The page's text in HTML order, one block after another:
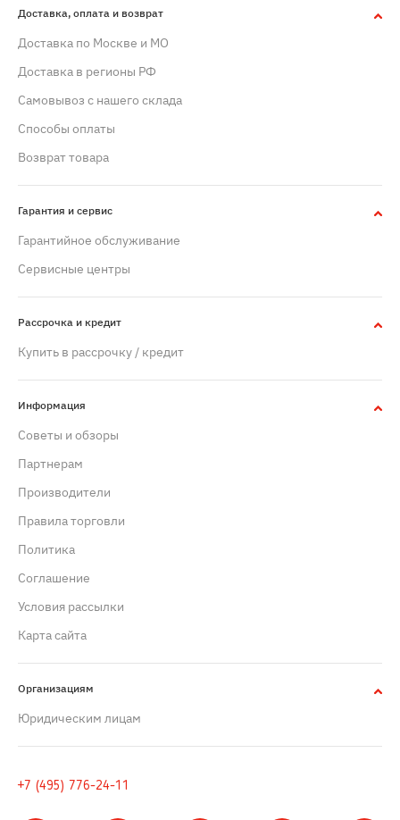
Доставка, оплата и возврат
Доставка по Москве и МО
Доставка в регионы РФ
Самовывоз с нашего склада
Способы оплаты
Возврат товара
Гарантия и сервис
Гарантийное обслуживание
Сервисные центры
Рассрочка и кредит
Купить в рассрочку / кредит
Информация
Советы и обзоры
Партнерам
Производители
Правила торговли
Политика
Cоглашение
Условия рассылки
Карта сайта
Организациям
Юридическим лицам
+7 (495) 776-24-11